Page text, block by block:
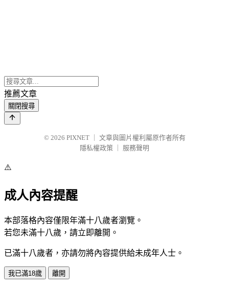
推薦文章
關閉搜尋
© 2026 PIXNET
文章與圖片權利屬原作者所有
隱私權政策
服務聲明
⚠️
成人內容提醒
本部落格內容僅限年滿十八歲者瀏覽。
若您未滿十八歲，請立即離開。
已滿十八歲者，亦請勿將內容提供給未成年人士。
我已滿18歲 離開